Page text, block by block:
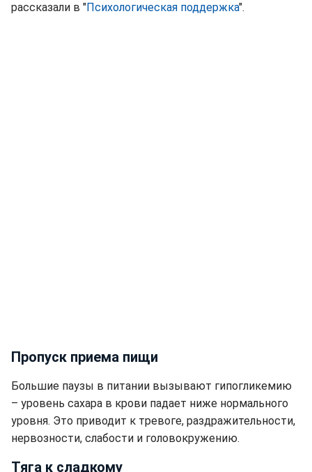
рассказали в "Психологическая поддержка".
Пропуск приема пищи
Большие паузы в питании вызывают гипогликемию
– уровень сахара в крови падает ниже нормального
уровня. Это приводит к тревоге, раздражительности,
нервозности, слабости и головокружению.
Тяга к сладкому